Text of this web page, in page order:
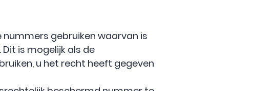
nummers gebruiken waarvan is
is mogelijk als de
u het recht heeft gegeven